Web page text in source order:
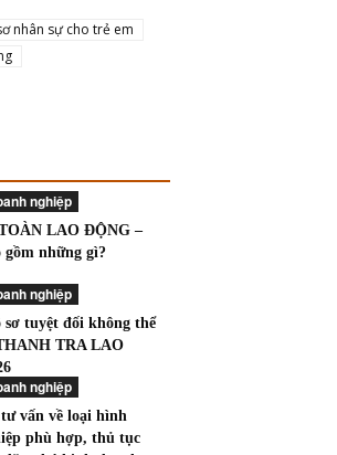
nhân sự cho trẻ em
nghiệp
LAO ĐỘNG –
gồm những gì?
nghiệp
sơ tuyệt đối không thể
TRA LAO
nghiệp
vấn về loại hình
phù hợp, thủ tục